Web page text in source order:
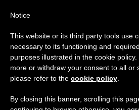
زيارات
Notice
This website or its third party tools use
necessary to its functioning and
purposes illustrated in the cookie
more or withdraw your consent to all or
please refer to the cookie policy
By closing this banner, scrolling this